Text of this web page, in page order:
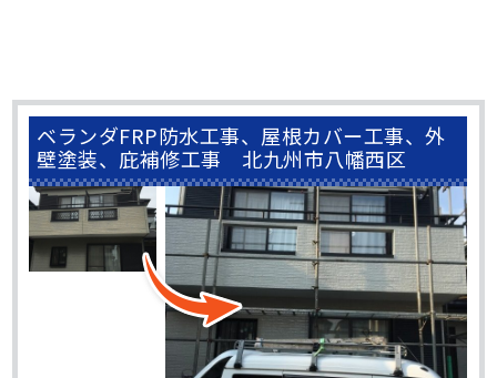
ベランダFRP防水工事、屋根カバー工事、外
壁塗装、庇補修工事 北九州市八幡西区